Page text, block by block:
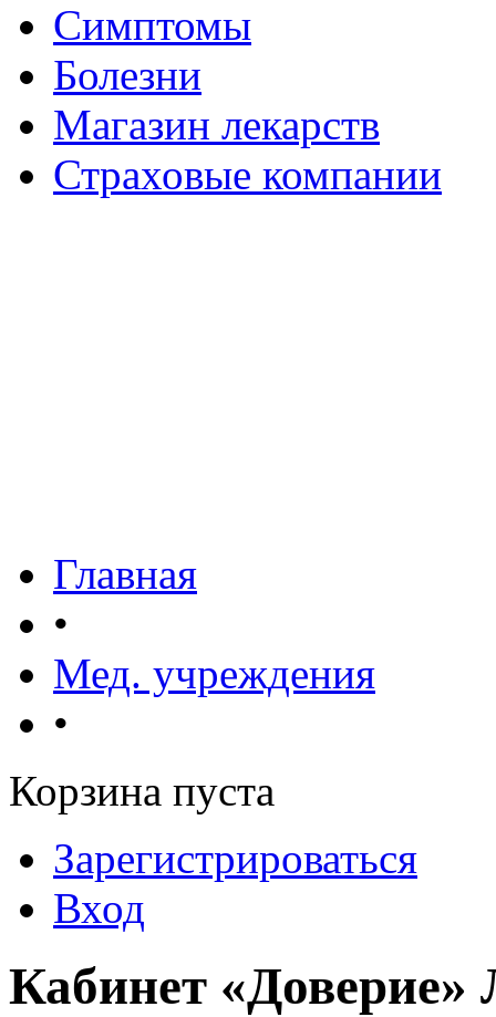
Симптомы
Болезни
Магазин лекарств
Страховые компании
Главная
•
Мед. учреждения
•
Корзина пуста
Зарегистрироваться
Вход
Кабинет